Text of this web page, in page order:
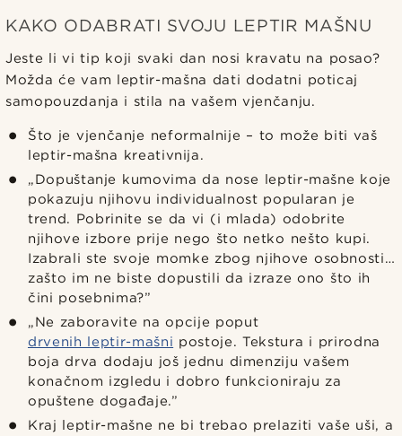
KAKO ODABRATI SVOJU LEPTIR MAŠNU
Jeste li vi tip koji svaki dan nosi kravatu na posao?
Možda će vam leptir-mašna dati dodatni poticaj
samopouzdanja i stila na vašem vjenčanju.
Što je vjenčanje neformalnije – to može biti vaš
leptir-mašna kreativnija.
„Dopuštanje kumovima da nose leptir-mašne koje
pokazuju njihovu individualnost popularan je
trend. Pobrinite se da vi (i mlada) odobrite
njihove izbore prije nego što netko nešto kupi.
Izabrali ste svoje momke zbog njihove osobnosti…
zašto im ne biste dopustili da izraze ono što ih
čini posebnima?”
„Ne zaboravite na opcije poput
drvenih leptir-mašni postoje. Tekstura i prirodna
boja drva dodaju još jednu dimenziju vašem
konačnom izgledu i dobro funkcioniraju za
opuštene događaje.”
Kraj leptir-mašne ne bi trebao prelaziti vaše uši, a